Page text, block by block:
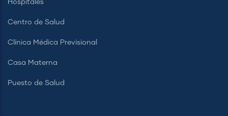
Hospitales
Centro de Salud
Clínica Médica Previsional
Casa Materna
Puesto de Salud